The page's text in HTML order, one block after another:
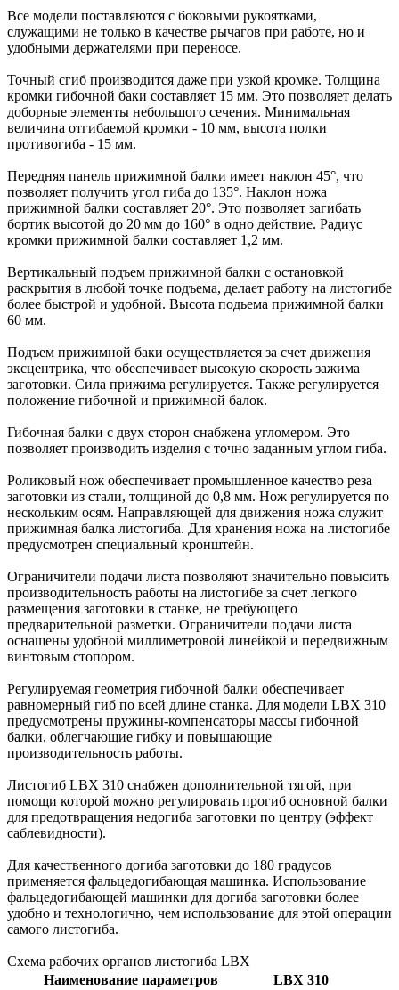
Все модели поставляются с боковыми рукоятками,
служащими не только в качестве рычагов при работе, но и
удобными держателями при переносе.
Точный сгиб производится даже при узкой кромке. Толщина
кромки гибочной баки составляет 15 мм. Это позволяет делать
доборные элементы небольшого сечения. Минимальная
величина отгибаемой кромки - 10 мм, высота полки
противогиба - 15 мм.
Передняя панель прижимной балки имеет наклон 45°, что
позволяет получить угол гиба до 135°. Наклон ножа
прижимной балки составляет 20°. Это позволяет загибать
бортик высотой до 20 мм до 160° в одно действие. Радиус
кромки прижимной балки составляет 1,2 мм.
Вертикальный подъем прижимной балки с остановкой
раскрытия в любой точке подъема, делает работу на листогибе
более быстрой и удобной. Высота подьема прижимной балки
60 мм.
Подъем прижимной баки осуществляется за счет движения
эксцентрика, что обеспечивает высокую скорость зажима
заготовки. Сила прижима регулируется. Также регулируется
положение гибочной и прижимной балок.
Гибочная балки с двух сторон снабжена угломером. Это
позволяет производить изделия с точно заданным углом гиба.
Роликовый нож обеспечивает промышленное качество реза
заготовки из стали, толщиной до 0,8 мм. Нож регулируется по
нескольким осям. Направляющей для движения ножа служит
прижимная балка листогиба. Для хранения ножа на листогибе
предусмотрен специальный кронштейн.
Ограничители подачи листа позволяют значительно повысить
производительность работы на листогибе за счет легкого
размещения заготовки в станке, не требующего
предварительной разметки. Ограничители подачи листа
оснащены удобной миллиметровой линейкой и передвижным
винтовым стопором.
Регулируемая геометрия гибочной балки обеспечивает
равномерный гиб по всей длине станка. Для модели LBX 310
предусмотрены пружины-компенсаторы массы гибочной
балки, облегчающие гибку и повышающие
производительность работы.
Листогиб LBX 310 снабжен дополнительной тягой, при
помощи которой можно регулировать прогиб основной балки
для предотвращения недогиба заготовки по центру (эффект
саблевидности).
Для качественного догиба заготовки до 180 градусов
применяется фальцедогибающая машинка. Использование
фальцедогибающей машинки для догиба заготовки более
удобно и технологично, чем использование для этой операции
самого листогиба.
Схема рабочих органов листогиба LBX
Наименование параметров
LBX 310